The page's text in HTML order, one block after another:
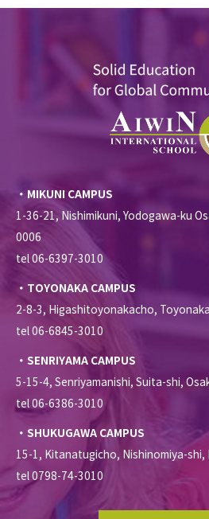
・MIKUNI CAMPUS
1-36-21, Nishimikuni, Yodogawa-ku
0006
tel 06-6397-3010
・TOYONAKA CAMPUS
2-8-3, Higashitoyonakacho,
tel 06-6845-3010
・SENRIYAMA CAMPUS
5-15-4, Senriyamanishi, Suita-shi,
tel 06-6386-3010
・SHUKUGAWA CAMPUS
15-1, Kitanatugicho, Nishinomiya-
tel 0798-74-3010